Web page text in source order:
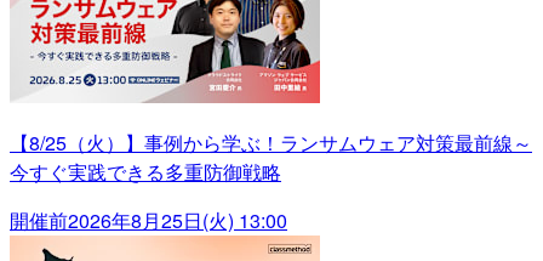
【8/25（火）】事例から学ぶ！ランサムウェア対策最前線～
今すぐ実践できる多重防御戦略
開催前2026年8月25日(火) 13:00